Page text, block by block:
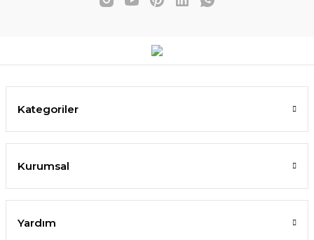
1.190,00 TL
Kategoriler
Kurumsal
Yardım